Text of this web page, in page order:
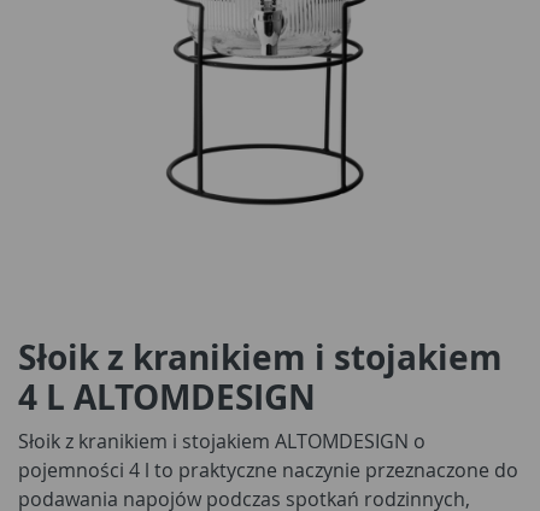
Słoik z kranikiem i stojakiem
4 L ALTOMDESIGN
Słoik z kranikiem i stojakiem ALTOMDESIGN o
pojemności 4 l to praktyczne naczynie przeznaczone do
podawania napojów podczas spotkań rodzinnych,